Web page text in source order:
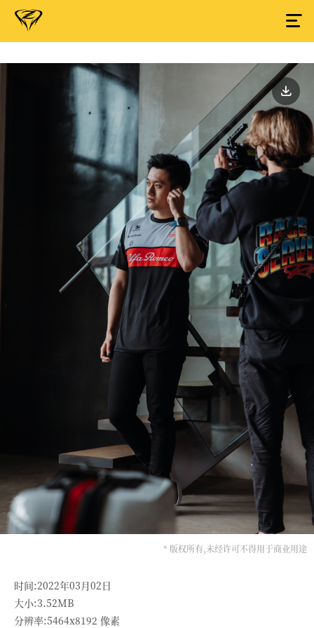
* 版权所有,未经许可不得用于商业用途
时间:2022年03月02日
大小:3.52MB
分辨率:5464x8192 像素